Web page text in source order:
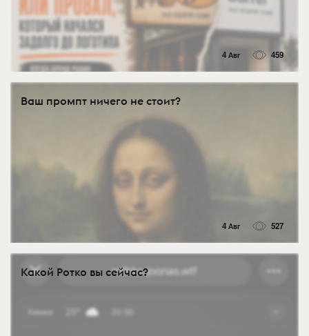
4 Авг 459
Ваш промпт ничего не стоит?
4 Авг 527
Какой Ротко вы сейчас?